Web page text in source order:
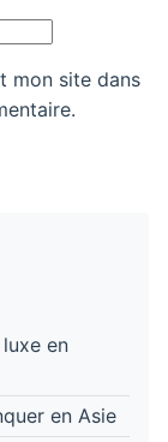
mon site dans
en
en Asie